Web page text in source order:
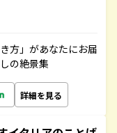
方」があなたにお届
の絶景集
詳細を見る